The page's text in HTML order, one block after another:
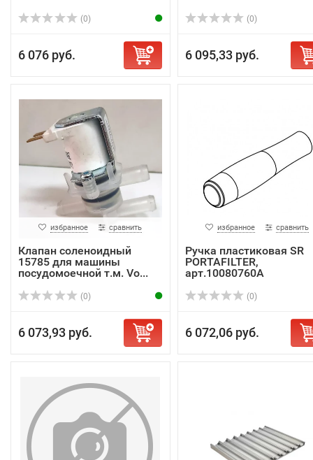
(0)
6 076 руб.
(0)
6 095,33 руб.
избранное сравнить
Клапан соленоидный
15785 для машины
посудомоечной т.м. Vo...
(0)
6 073,93 руб.
избранное сравнить
Ручка пластиковая SR
PORTAFILTER,
арт.10080760A
(0)
6 072,06 руб.